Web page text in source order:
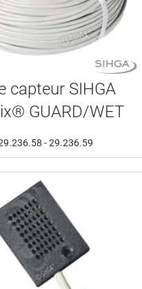
capteur SIHGA
GUARD/WET
- 29.236.59